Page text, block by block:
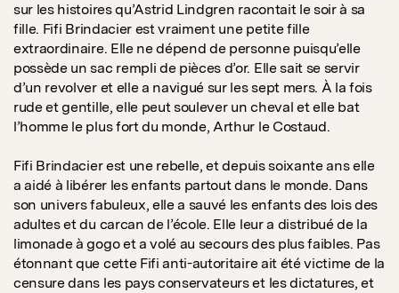
sur les histoires qu’Astrid Lindgren racontait le soir à sa
fille. Fifi Brindacier est vraiment une petite fille
extraordinaire. Elle ne dépend de personne puisqu’elle
possède un sac rempli de pièces d’or. Elle sait se servir
d’un revolver et elle a navigué sur les sept mers. À la fois
rude et gentille, elle peut soulever un cheval et elle bat
l’homme le plus fort du monde, Arthur le Costaud.
Fifi Brindacier est une rebelle, et depuis soixante ans elle
a aidé à libérer les enfants partout dans le monde. Dans
son univers fabuleux, elle a sauvé les enfants des lois des
adultes et du carcan de l’école. Elle leur a distribué de la
limonade à gogo et a volé au secours des plus faibles. Pas
étonnant que cette Fifi anti-autoritaire ait été victime de la
censure dans les pays conservateurs et les dictatures, et